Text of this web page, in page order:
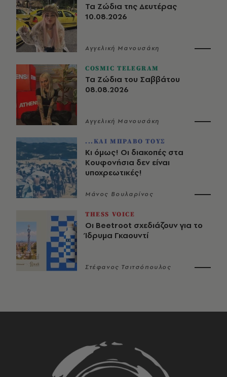
Τα Ζώδια της Δευτέρας
10.08.2026
Αγγελική Μανουσάκη
COSMIC TELEGRAM
Τα Ζώδια του Σαββάτου
08.08.2026
Αγγελική Μανουσάκη
...ΚΑΙ ΜΠΡΑΒΟ ΤΟΥΣ
Κι όμως! Οι διακοπές στα
Κουφονήσια δεν είναι
υποχρεωτικές!
Μάνος Βουλαρίνος
THESS VOICE
Οι Beetroot σχεδιάζουν για το
Ίδρυμα Γκαουντί
Στέφανος Τσιτσόπουλος